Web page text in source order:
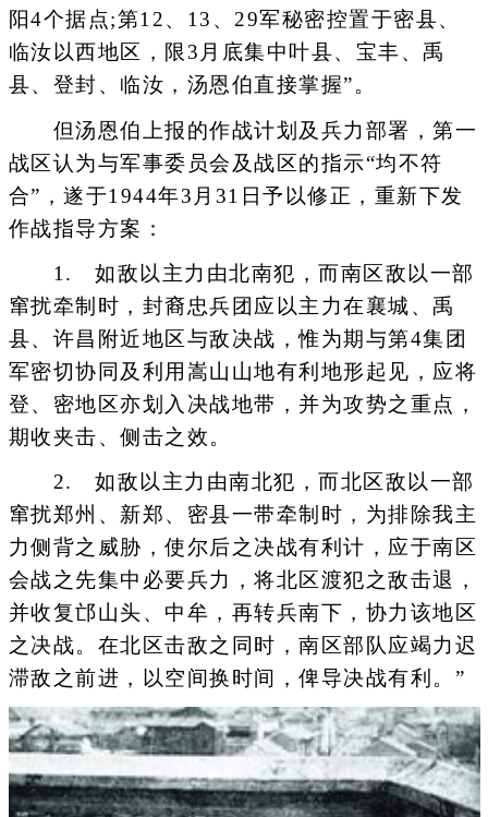
阳4个据点;第12、13、29军秘密控置于密县、
临汝以西地区，限3月底集中叶县、宝丰、禹
县、登封、临汝，汤恩伯直接掌握”。
但汤恩伯上报的作战计划及兵力部署，第一
战区认为与军事委员会及战区的指示“均不符
合”，遂于1944年3月31日予以修正，重新下发
作战指导方案：
1. 如敌以主力由北南犯，而南区敌以一部
窜扰牵制时，封裔忠兵团应以主力在襄城、禹
县、许昌附近地区与敌决战，惟为期与第4集团
军密切协同及利用嵩山山地有利地形起见，应将
登、密地区亦划入决战地带，并为攻势之重点，
期收夹击、侧击之效。
2. 如敌以主力由南北犯，而北区敌以一部
窜扰郑州、新郑、密县一带牵制时，为排除我主
力侧背之威胁，使尔后之决战有利计，应于南区
会战之先集中必要兵力，将北区渡犯之敌击退，
并收复邙山头、中牟，再转兵南下，协力该地区
之决战。在北区击敌之同时，南区部队应竭力迟
滞敌之前进，以空间换时间，俾导决战有利。”